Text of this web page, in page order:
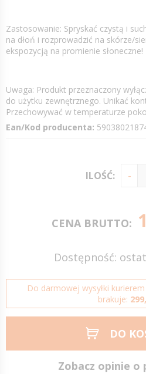
Zastosowanie: Spryskać czystą i
na dłoń i rozprowadzić na skórze/
ekspozycją na promienie słoneczne!
Uwaga: Produkt przeznaczony
do użytku zewnętrznego. Unikać
Przechowywać w temperaturze
Ean/Kod producenta:
ILOŚĆ:
CENA BRUTTO:
Dostępność:
Do darmowej wysyłki
brakuje:
DO
Zobacz opinie o